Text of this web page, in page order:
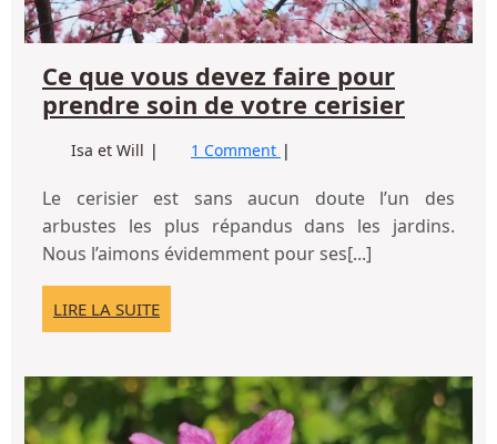
Ce que vous devez faire pour
prendre soin de votre cerisierCe
devez
faire
cerisier
Isa et Will Ce
vous
devez
faire
pour
prendre
soin
de
cerisier
1 Comment
Le cerisier est sans aucun doute l’un des
arbustes les plus répandus dans les jardins.
Nous l’aimons évidemment pour ses[...]
LIRE LA SUITELIRE
LA